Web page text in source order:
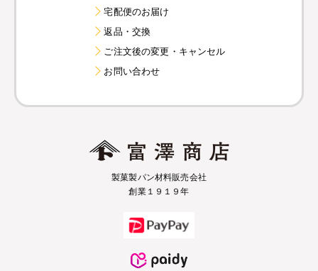
宅配便のお届け
返品・交換
ご注文後の変更・キャンセル
お問い合わせ
製菓製パン材料販売会社
創業１９１９年